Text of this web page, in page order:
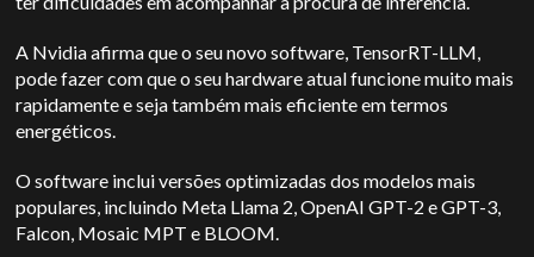
A Nvidia afirma que o seu novo software, TensorRT-LLM,
pode fazer com que o seu hardware atual funcione muito mais
rapidamente e seja também mais eficiente em termos
energéticos.
O software inclui versões optimizadas dos modelos mais
populares, incluindo Meta Llama 2, OpenAI GPT-2 e GPT-3,
Falcon, Mosaic MPT e BLOOM.